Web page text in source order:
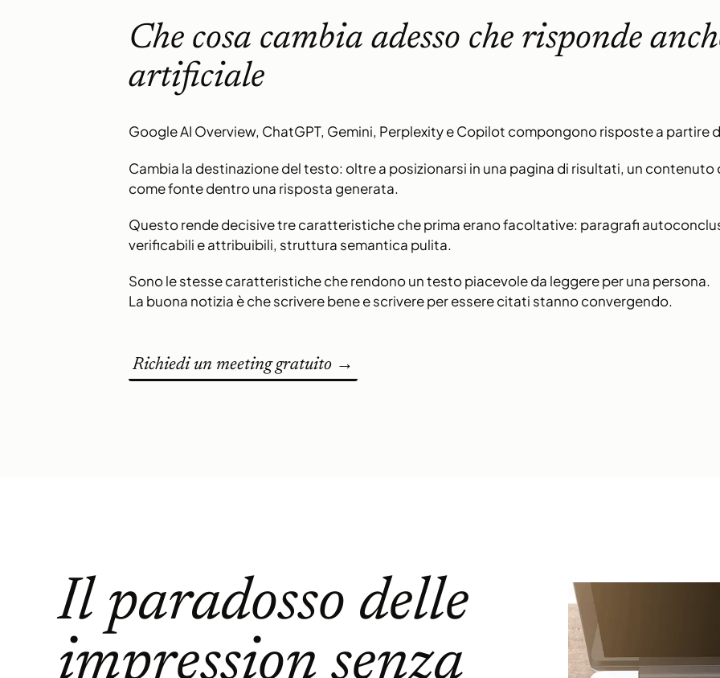
Che cosa cambia adesso che risponde
artificiale
Google AI Overview, ChatGPT, Gemini, Perplexity e Copilot compongono risposte a partire
Cambia la destinazione del testo: oltre a posizionarsi in una pagina di risultati, un
come fonte dentro una risposta generata.
Questo rende decisive tre caratteristiche che prima erano facoltative: paragrafi
verificabili e attribuibili, struttura semantica pulita.
Sono le stesse caratteristiche che rendono un testo piacevole da leggere per una persona.
La buona notizia è che scrivere bene e scrivere per essere citati stanno convergendo.
Richiedi un meeting gratuito →
Il paradosso delle
impression senza